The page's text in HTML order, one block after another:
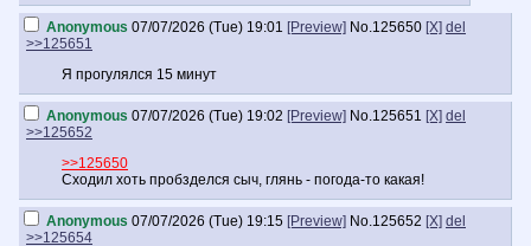
Anonymous 07/07/2026 (Tue) 19:01 [Preview] No.125650 [X] del
>>125651
Я прогулялся 15 минут
Anonymous 07/07/2026 (Tue) 19:02 [Preview] No.125651 [X] del
>>125652
>>125650
Сходил хоть пробзделся сыч, глянь - погода-то какая!
Anonymous 07/07/2026 (Tue) 19:15 [Preview] No.125652 [X] del
>>125654